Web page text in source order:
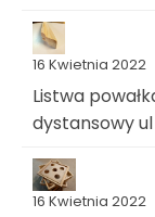
16 Kwietnia 2022
Listwa
dystansowy
16 Kwietnia 2022